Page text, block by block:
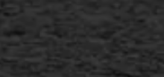
Scheurreparatie